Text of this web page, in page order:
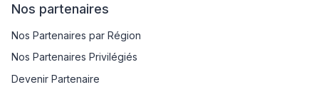
Nos partenaires
Nos Partenaires par Région
Nos Partenaires Privilégiés
Devenir Partenaire